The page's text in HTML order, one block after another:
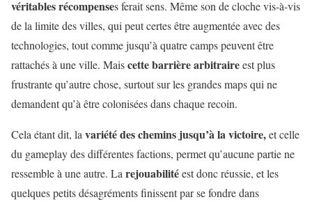
véritables récompenses ferait sens. Même son de cloche vis-à-vis
de la limite des villes, qui peut certes être augmentée avec des
technologies, tout comme jusqu’à quatre camps peuvent être
rattachés à une ville. Maiscette barrière arbitraireest plus
frustrante qu’autre chose, surtout sur les grandes maps qui ne
demandent qu’à être colonisées dans chaque recoin.
Cela étant dit, la variété des chemins jusqu’à la victoire,et celle
du gameplay des différentes factions, permet qu’aucune partie ne
ressemble à une autre. La rejouabilitéest donc réussie, et les
quelques petits désagréments finissent par se fondre dans